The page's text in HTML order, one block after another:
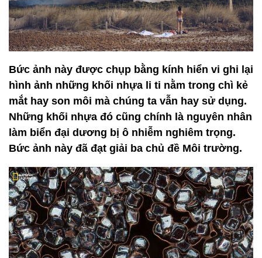
Bức ảnh này được chụp bằng kính hiển vi ghi lại
hình ảnh những khối nhựa li ti nằm trong chì kẻ
mắt hay son môi mà chúng ta vẫn hay sử dụng.
Những khối nhựa đó cũng chính là nguyên nhân
làm biển đại dương bị ô nhiễm nghiêm trọng.
Bức ảnh này đã đạt giải ba chủ đề Môi trường.